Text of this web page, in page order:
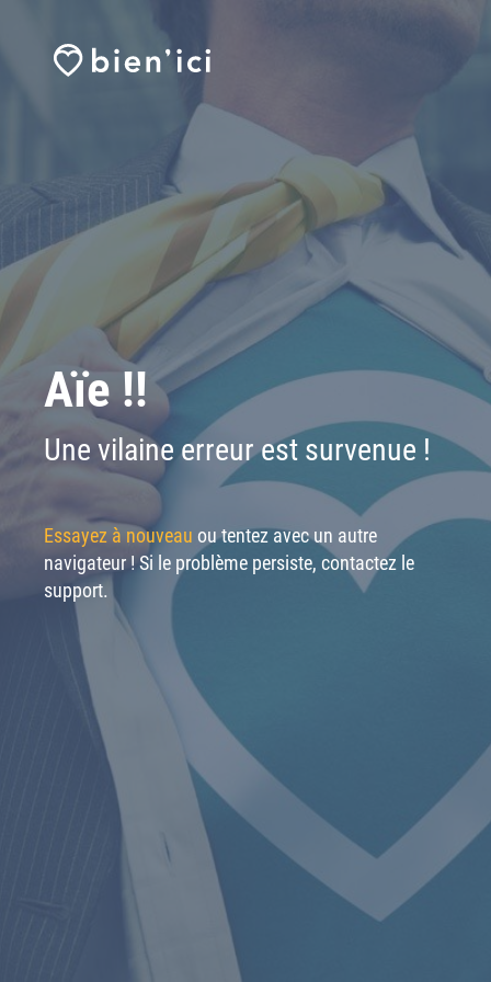
Aïe !!
Une vilaine erreur est survenue !
Essayez à nouveau ou tentez avec un autre
navigateur ! Si le problème persiste, contactez le
support.